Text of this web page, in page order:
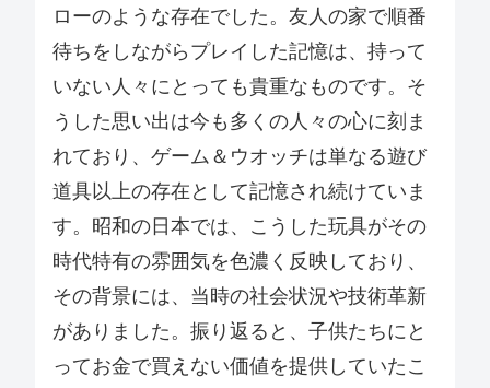
ローのような存在でした。友人の家で順番
待ちをしながらプレイした記憶は、持って
いない人々にとっても貴重なものです。そ
うした思い出は今も多くの人々の心に刻ま
れており、ゲーム＆ウオッチは単なる遊び
道具以上の存在として記憶され続けていま
す。昭和の日本では、こうした玩具がその
時代特有の雰囲気を色濃く反映しており、
その背景には、当時の社会状況や技術革新
がありました。振り返ると、子供たちにと
ってお金で買えない価値を提供していたこ